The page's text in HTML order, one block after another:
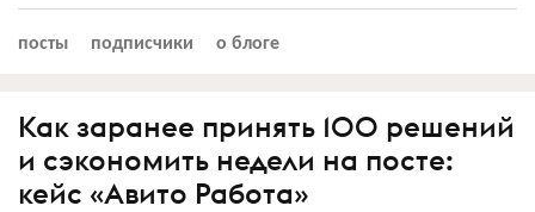
посты подписчики о блоге
Как заранее принять 100 решений
и сэкономить недели на посте:
кейс «Авито Работа»